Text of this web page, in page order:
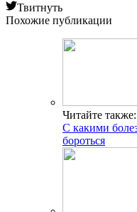
Твитнуть
Похожие публикации
Читайте также:
С какими
бороться